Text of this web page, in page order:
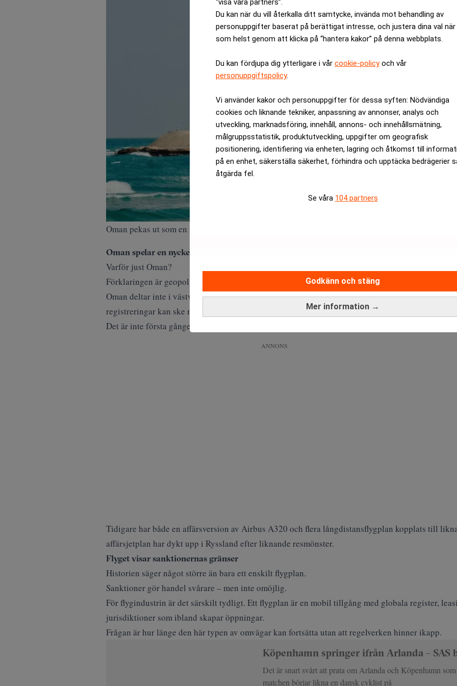
“visa våra partners”.
Du kan när du vill återkalla ditt samtycke, invända mot behandling av
personuppgifter baserat på berättigat intresse, och justera dina val när
som helst genom att klicka på “hantera kakor” på denna webbplats.
Du kan fördjupa dig ytterligare i vår cookie-policyoch vår
personuppgiftspolicy.
Vi använder kakor och personuppgifter för dessa syften: Nödvändiga
cookies och liknande tekniker, anpassning av annonser, analys och
utveckling, marknadsföring, innehåll, annons- och innehållsmätning,
målgruppsstatistik, produktutveckling, uppgifter om geografisk
positionering, identifiering via enheten, lagring och åtkomst till
på en enhet, säkerställa säkerhet, förhindra och upptäcka bedrägerier
åtgärda fel.
Se våra 104 partners
Mer information →
Godkänn och stäng
Oman pekas ut som en nyckelpunkt i flygplanets väg från Turkiet till Ryssland. (Foto: Canva)
Oman spelar en nyckelroll
Varför just Oman?
Förklaringen är geopolitisk.
Oman deltar inte i västvärldens sanktioner mot Ryssland och fungerar därför som en möjlig
registreringar kan ske med mindre insyn.
Det är inte första gången samma väg används.
ANNONS
Tidigare har både en affärsversion av Airbus A320 och flera långdistansflygplan kopplats till
affärsjetplan har dykt upp i Ryssland efter liknande resmönster.
Flyget visar sanktionernas gränser
Historien säger något större än bara ett enskilt flygplan.
Sanktioner gör handel svårare – men inte omöjlig.
För flygindustrin är det särskilt tydligt. Ett flygplan är en mobil tillgång med globala register,
jurisdiktioner som ibland skapar öppningar.
Frågan är hur länge den här typen av omvägar kan fortsätta utan att regelverken hinner ikapp.
Köpenhamn springer ifrån Arlanda – SAS
Det är snart svårt att prata om Arlanda och Köpenhamn
matchen börjar likna en dansk cyklist på